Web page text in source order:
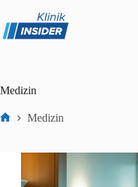
springen
Medizin
Medizin